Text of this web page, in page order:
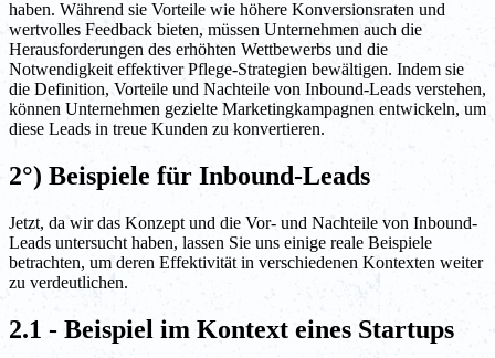
haben. Während sie Vorteile wie höhere Konversionsraten und
wertvolles Feedback bieten, müssen Unternehmen auch die
Herausforderungen des erhöhten Wettbewerbs und die
Notwendigkeit effektiver Pflege-Strategien bewältigen. Indem sie
die Definition, Vorteile und Nachteile von Inbound-Leads verstehen,
können Unternehmen gezielte Marketingkampagnen entwickeln, um
diese Leads in treue Kunden zu konvertieren.
2°) Beispiele für Inbound-Leads
Jetzt, da wir das Konzept und die Vor- und Nachteile von Inbound-
Leads untersucht haben, lassen Sie uns einige reale Beispiele
betrachten, um deren Effektivität in verschiedenen Kontexten weiter
zu verdeutlichen.
2.1 - Beispiel im Kontext eines Startups